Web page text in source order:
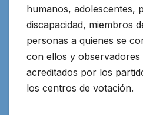
humanos, adolescentes,
discapacidad, miembros
personas a quienes se
con ellos y observadores
acreditados por los
los centros de votación.